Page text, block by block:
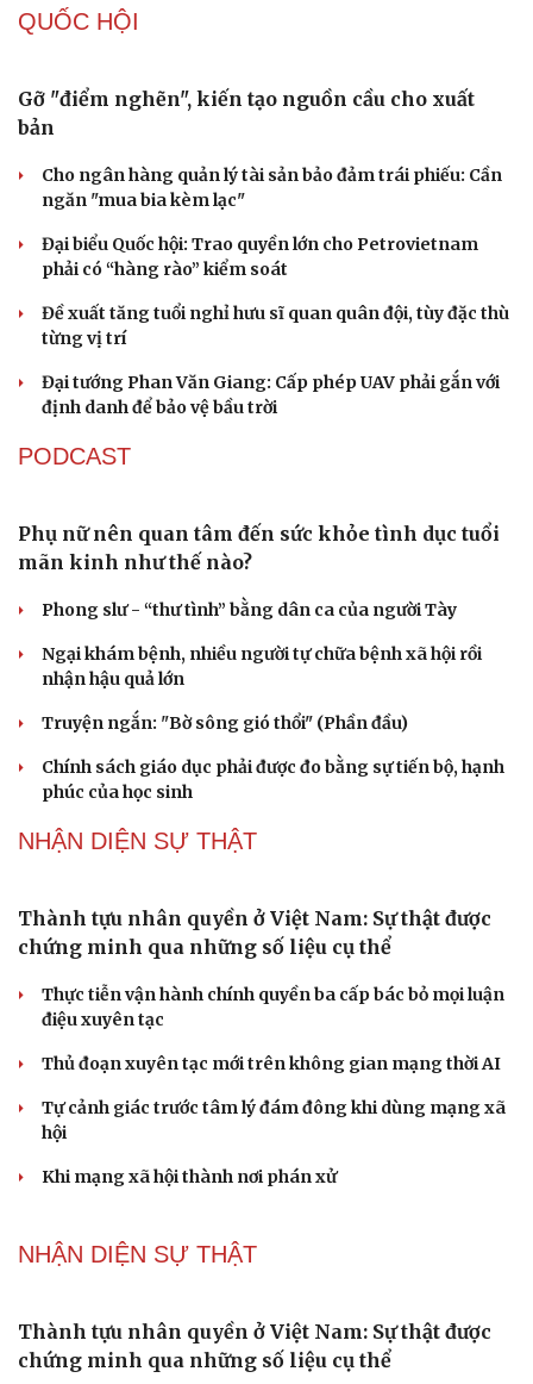
QUỐC HỘI
Gỡ "điểm nghẽn", kiến tạo nguồn cầu cho xuất
bản
Cho ngân hàng quản lý tài sản bảo đảm trái phiếu: Cần
ngăn "mua bia kèm lạc"
Đại biểu Quốc hội: Trao quyền lớn cho Petrovietnam
phải có “hàng rào” kiểm soát
Đề xuất tăng tuổi nghỉ hưu sĩ quan quân đội, tùy đặc thù
từng vị trí
Đại tướng Phan Văn Giang: Cấp phép UAV phải gắn với
định danh để bảo vệ bầu trời
PODCAST
Phụ nữ nên quan tâm đến sức khỏe tình dục tuổi
mãn kinh như thế nào?
Phong slư - “thư tình” bằng dân ca của người Tày
Ngại khám bệnh, nhiều người tự chữa bệnh xã hội rồi
nhận hậu quả lớn
Truyện ngắn: "Bờ sông gió thổi" (Phần đầu)
Chính sách giáo dục phải được đo bằng sự tiến bộ, hạnh
phúc của học sinh
NHẬN DIỆN SỰ THẬT
Thành tựu nhân quyền ở Việt Nam: Sự thật được
chứng minh qua những số liệu cụ thể
Thực tiễn vận hành chính quyền ba cấp bác bỏ mọi luận
điệu xuyên tạc
Thủ đoạn xuyên tạc mới trên không gian mạng thời AI
Tự cảnh giác trước tâm lý đám đông khi dùng mạng xã
hội
Khi mạng xã hội thành nơi phán xử
NHẬN DIỆN SỰ THẬT
Thành tựu nhân quyền ở Việt Nam: Sự thật được
chứng minh qua những số liệu cụ thể